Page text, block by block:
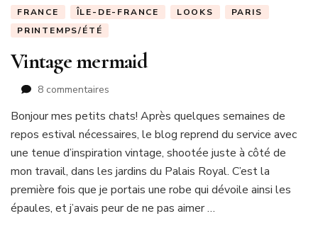
FRANCE ÎLE-DE-FRANCE LOOKS
PARIS
PRINTEMPS/ÉTÉ
Vintage mermaid
8 commentaires
mermaid
Bonjour mes petits chats! Après quelques semaines de
repos estival nécessaires, le blog reprend du service avec
une tenue d’inspiration vintage, shootée juste à côté de
mon travail, dans les jardins du Palais Royal. C’est la
première fois que je portais une robe qui dévoile ainsi les
épaules, et j’avais peur de ne pas aimer …